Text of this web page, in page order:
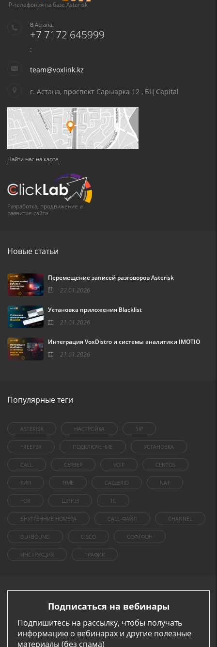
IP-телефония на базе Asterisk
В Астана:
+7 7172 645999
:
team@voxlink.kz
г. Астана, проспект Сарыарка 12 , БЦ Capital
Найти нас на карте
Разработка, продвижение и
развитие сайта
Новые статьи
Перемещение записей разговоров Asterisk
22.01.2026
Установка приложения Blacklist
21.01.2026
Интеграция VoxDistro и системы аналитики IMOTIO
21.01.2026
Популярные теги
ASTERISK НАСТРОЙКА SIP
FREEPBX ПОДКЛЮЧЕНИЕ УСТАНОВКА
CALL СЕРВЕР VOIP CENTOS
ТИП TIME CALLERID NAT
FOR ШЛЮЗ 1C
ВНУТРЕННИЕ НОМЕРА CALL-ФАЙЛ CHANNEL
OUTBOUND CISCO СОФТФОН
ИНСТРУКЦИЯ ТРАФИК
Подписаться на вебинары
Подпишитесь на рассылку, чтобы получать
информацию о вебинарах и другие полезные
материалы (без спама)